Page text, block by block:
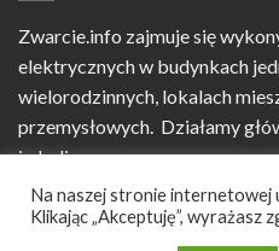
Zwarcie.info zajmuje się
elektrycznych w budynkach
wielorodzinnych, lokalach
przemysłowych. Działamy
i okolic.
Na naszej stronie internetowej
Klikając „Akceptuję”, wyrażasz